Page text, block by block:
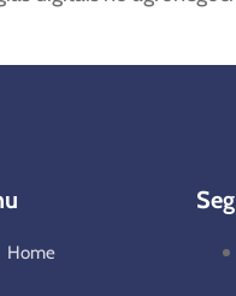
Home